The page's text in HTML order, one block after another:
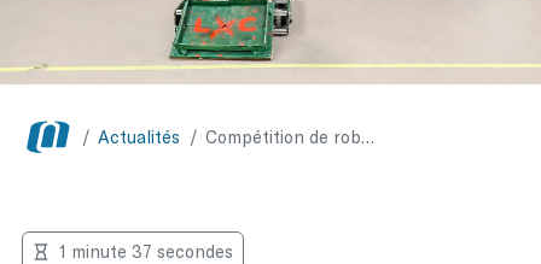
/ Actualités / Compétition de robotique amicale
1 minute 37 secondes